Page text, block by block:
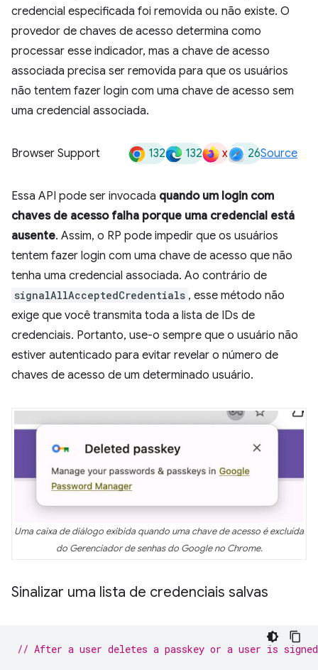
credencial especificada foi removida ou não existe. O
provedor de chaves de acesso determina como
processar esse indicador, mas a chave de acesso
associada precisa ser removida para que os usuários
não tentem fazer login com uma chave de acesso sem
uma credencial associada.
Browser Support 132 132 x 26Source
Essa API pode ser invocada quando um login com
chaves de acesso falha porque uma credencial está
ausente. Assim, o RP pode impedir que os usuários
tentem fazer login com uma chave de acesso que não
tenha uma credencial associada. Ao contrário de
signalAllAcceptedCredentials , esse método não
exige que você transmita toda a lista de IDs de
credenciais. Portanto, use-o sempre que o usuário não
estiver autenticado para evitar revelar o número de
chaves de acesso de um determinado usuário.
Uma caixa de diálogo exibida quando uma chave de acesso é excluída
do Gerenciador de senhas do Google no Chrome.
Sinalizar uma lista de credenciais salvas
// After a user deletes a passkey or a user is